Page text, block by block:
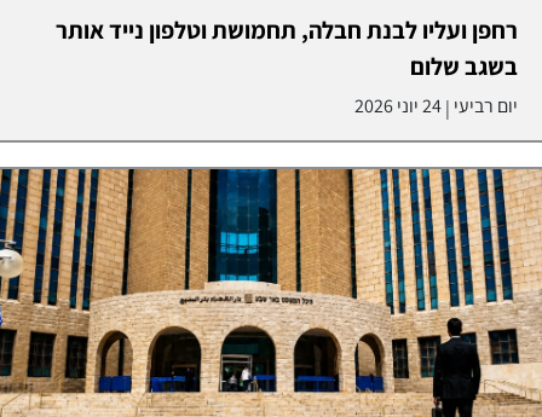
רחפן ועליו לבנת חבלה, תחמושת וטלפון נייד אותר
בשגב שלום
יום רביעי |24 יוני 2026